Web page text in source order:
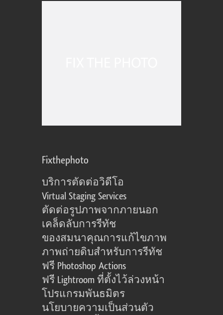
Fixthephoto
บริการตัดต่อวิดีโอ
Virtual Staging Services
ตัดต่อรูปภาพจากภายนอก
เคล็ดลับการรีทัช
ของสมนาคุณการแก้ไขภาพ
ภาพถ่ายดิบสำหรับการรีทัช
ฟรี Photoshop Actions
ฟรี Lightroom ที่ตั้งไว้ล่วงหน้า
โปรแกรมพันธมิตร
นโยบายความเป็นส่วนตัว